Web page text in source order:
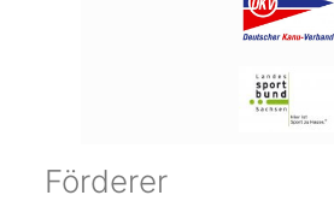
Förderer